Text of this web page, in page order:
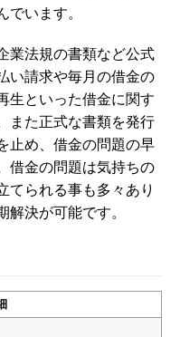
でいます。
業法規の書類など公式
い請求や毎月の借金の
生といった借金に関す
また正式な書類を発行
止め、借金の問題の早
借金の問題は気持ちの
てられる事も多々あり
解決が可能です。